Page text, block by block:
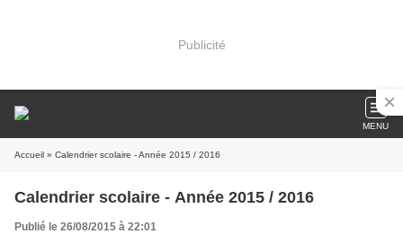
Publicité
MENU
Accueil » Calendrier scolaire - Année 2015 / 2016
Calendrier scolaire - Année 2015 / 2016
Publié le 26/08/2015 à 22:01